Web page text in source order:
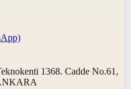
1368. Cadde No.61,